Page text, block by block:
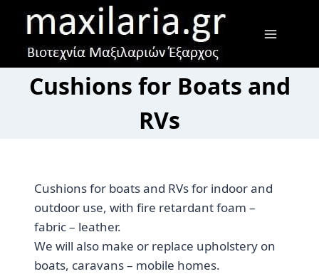
content
Cushions for Boats and
RVs
Cushions for boats and RVs for indoor and
outdoor use, with fire retardant foam –
fabric – leather.
We will also make or replace upholstery on
boats, caravans – mobile homes.